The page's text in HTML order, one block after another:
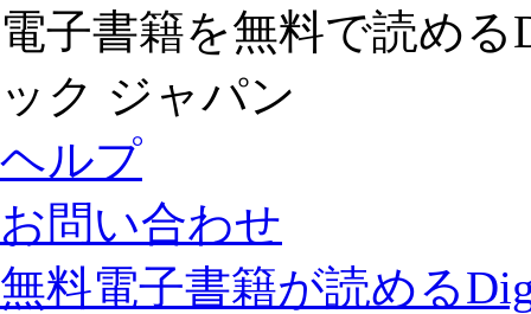
電子書籍を無料で読める
ック ジャパン
ヘルプ
お問い合わせ
無料電子書籍が読める